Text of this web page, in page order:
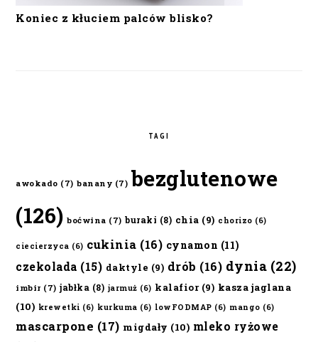
Koniec z kłuciem palców blisko?
TAGI
awokado (7) banany (7) bezglutenowe
(126) boćwina (7) buraki (8) chia (9) chorizo (6)
ciecierzyca (6) cukinia (16) cynamon (11)
czekolada (15) daktyle (9) drób (16) dynia (22)
imbir (7) jabłka (8) jarmuż (6) kalafior(9) kasza jaglana
(10) krewetki (6) kurkuma (6) lowFODMAP (6) mango (6)
mascarpone (17) migdały (10) mleko ryżowe